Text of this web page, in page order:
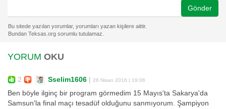
Gönder
YORUM OKU
2 Sselim1606 26 Nisan 2016 | 19:06
Ben böyle ilginç bir program görmedim 15 Mayıs'ta Sakarya'da
Samsun'la final maçı tesadüf olduğunu sanmıyorum. Şampiyon